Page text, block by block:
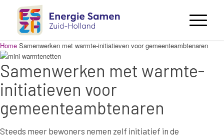
Home Samenwerken met warmte-initiatieven voor gemeenteambtenaren
Samenwerken met warmte-
initiatieven voor
gemeenteambtenaren
Steeds meer bewoners nemen zelf initiatief in de